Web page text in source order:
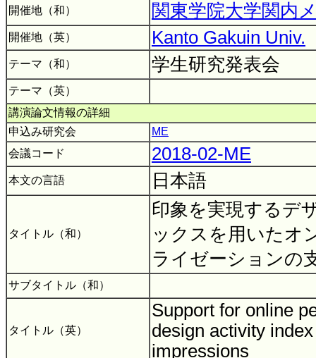
開催地（和） 関東学院大学関内
開催地（英） Kanto Gakuin Univ.
テーマ（和） 学生研究発表会
テーマ（英）
講演論文情報の詳細
申込み研究会
ME
会議コード
2018-02-ME
本文の言語 日本語
タイトル（和）
印象を実現するデ
ックスを用いたオ
ライゼーションの
サブタイトル（和）
タイトル（英）
Support for online
design activity
impressions